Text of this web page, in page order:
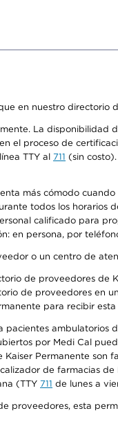
en nuestro directorio
La
el proceso de
TTY al 711 (sin
más cómodo
todos los
calificado para
en persona, por
o un centro de
de proveedores de
de proveedores en
para recibir
por Medi Cal
Permanente
de farmacias de
(TTY 711 de lunes a
proveedores, esta